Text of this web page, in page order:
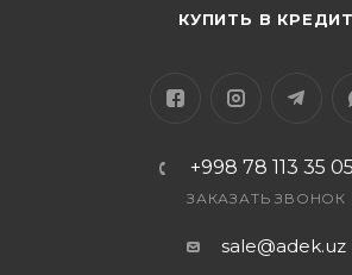
КУПИТЬ В КРЕДИТ
+998 78 113 35 05
ЗАКАЗАТЬ ЗВОНОК
sale@adek.uz